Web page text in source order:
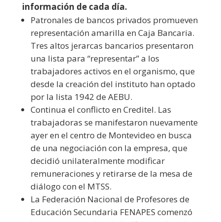
información de cada día.
Patronales de bancos privados promueven
representación amarilla en Caja Bancaria.
Tres altos jerarcas bancarios presentaron
una lista para “representar” a los
trabajadores activos en el organismo, que
desde la creación del instituto han optado
por la lista 1942 de AEBU.
Continua el conflicto en Creditel. Las
trabajadoras se manifestaron nuevamente
ayer en el centro de Montevideo en busca
de una negociación con la empresa, que
decidió unilateralmente modificar
remuneraciones y retirarse de la mesa de
diálogo con el MTSS.
La Federación Nacional de Profesores de
Educación Secundaria FENAPES comenzó